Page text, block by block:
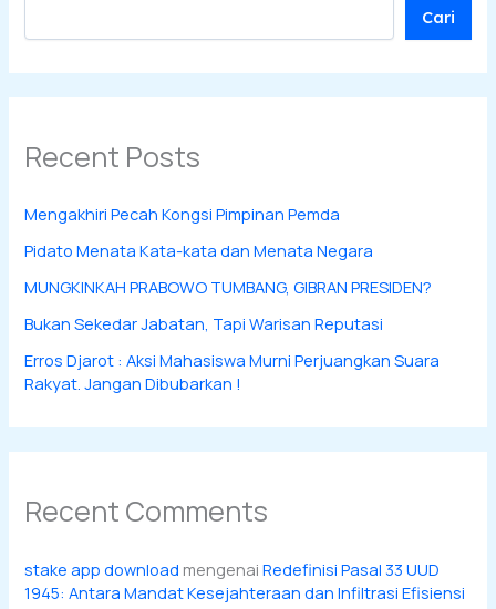
Cari
Recent Posts
Mengakhiri Pecah Kongsi Pimpinan Pemda
Pidato Menata Kata-kata dan Menata Negara
MUNGKINKAH PRABOWO TUMBANG, GIBRAN PRESIDEN?
Bukan Sekedar Jabatan, Tapi Warisan Reputasi
Erros Djarot : Aksi Mahasiswa Murni Perjuangkan Suara
Rakyat. Jangan Dibubarkan !
Recent Comments
stake app download mengenaiRedefinisi Pasal 33 UUD
1945: Antara Mandat Kesejahteraan dan Infiltrasi Efisiensi